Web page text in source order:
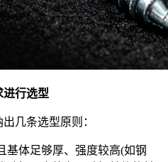
进行选型
几条选型原则：
基体足够厚、强度较高(如钢